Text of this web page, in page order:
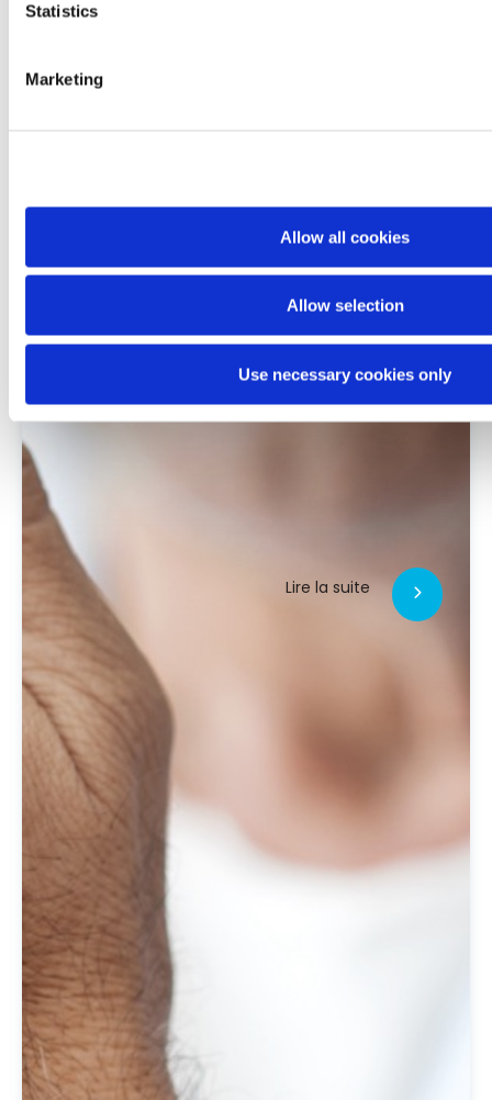
Statistics
Marketing
Allow all cookies
Allow selection
Use necessary cookies only
gérer le stress
Le stress est une conséquence commune
contrôle.
Lire la suite